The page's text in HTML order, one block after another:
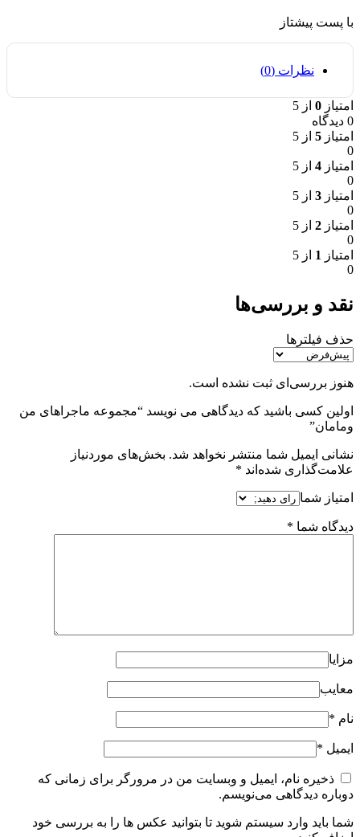
با پست پیشتاز
نظرات (0)
امتیاز 0 از 5
0 دیدگاه
امتیاز 5 از 5
0
امتیاز 4 از 5
0
امتیاز 3 از 5
0
امتیاز 2 از 5
0
امتیاز 1 از 5
0
نقد و بررسی‌ها
حذف فیلترها
هنوز بررسی‌ای ثبت نشده است.
اولین کسی باشید که دیدگاهی می نویسد “مجموعه ماجراهای من
ومامان”
نشانی ایمیل شما منتشر نخواهد شد. بخش‌های موردنیاز
علامت‌گذاری شده‌اند *
امتیاز شما
دیدگاه شما *
مزایا
معایب
نام *
ایمیل *
ذخیره نام، ایمیل و وبسایت من در مرورگر برای زمانی که
دوباره دیدگاهی می‌نویسم.
شما باید وارد سیستم شوید تا بتوانید عکس ها را به بررسی خود